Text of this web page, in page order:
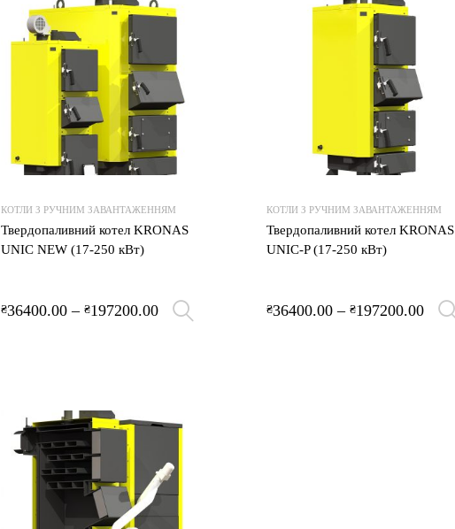
КОТЛИ З РУЧНИМ ЗАВАНТАЖЕННЯМ
Твердопаливний котел KRONAS
UNIC NEW (17-250 кВт)
₴36400.00 – ₴197200.00 Оберіть опції
КОТЛИ З РУЧНИМ ЗАВАНТАЖЕННЯМ
Твердопаливний котел KRONAS
UNIC-P (17-250 кВт)
₴36400.00 – ₴197200.00